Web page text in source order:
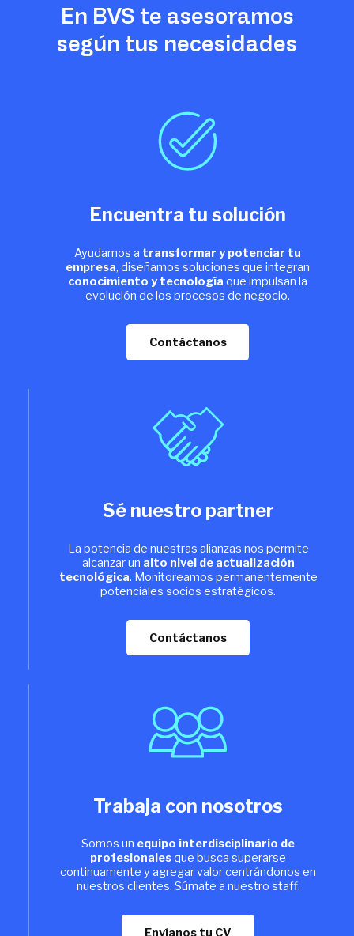
En BVS te asesoramos
según tus necesidades
Encuentra tu solución
Ayudamos a transformar y potenciar tu
empresa, diseñamos soluciones que integran
conocimiento y tecnología que impulsan la
evolución de los procesos de negocio.
Contáctanos
Sé nuestro partner
La potencia de nuestras alianzas nos permite
alcanzar un alto nivel de actualización
tecnológica. Monitoreamos permanentemente
potenciales socios estratégicos.
Contáctanos
Trabaja con nosotros
Somos un equipo interdisciplinario de
profesionalesque busca superarse
continuamente y agregar valor centrándonos en
nuestros clientes. Súmate a nuestro staff.
Envíanos tu CV